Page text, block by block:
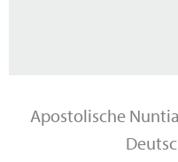
Apostolische